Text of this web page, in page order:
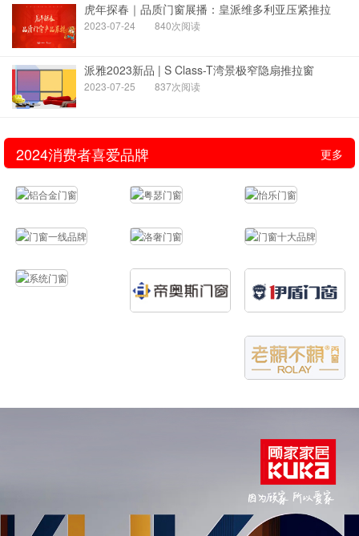
虎年探春｜品质门窗展播：皇派维多利亚压紧推拉
2023-07-24 840次阅读
派雅2023新品 | S Class-T湾景极窄隐扇推拉窗
2023-07-25 837次阅读
2024消费者喜爱品牌 更多